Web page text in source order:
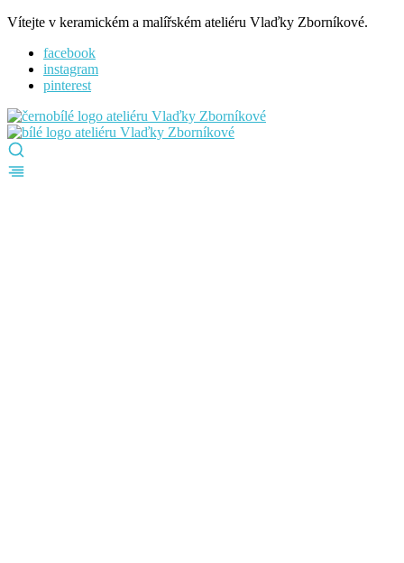
Vítejte v keramickém a malířském ateliéru Vlaďky Zborníkové.
facebook
instagram
pinterest